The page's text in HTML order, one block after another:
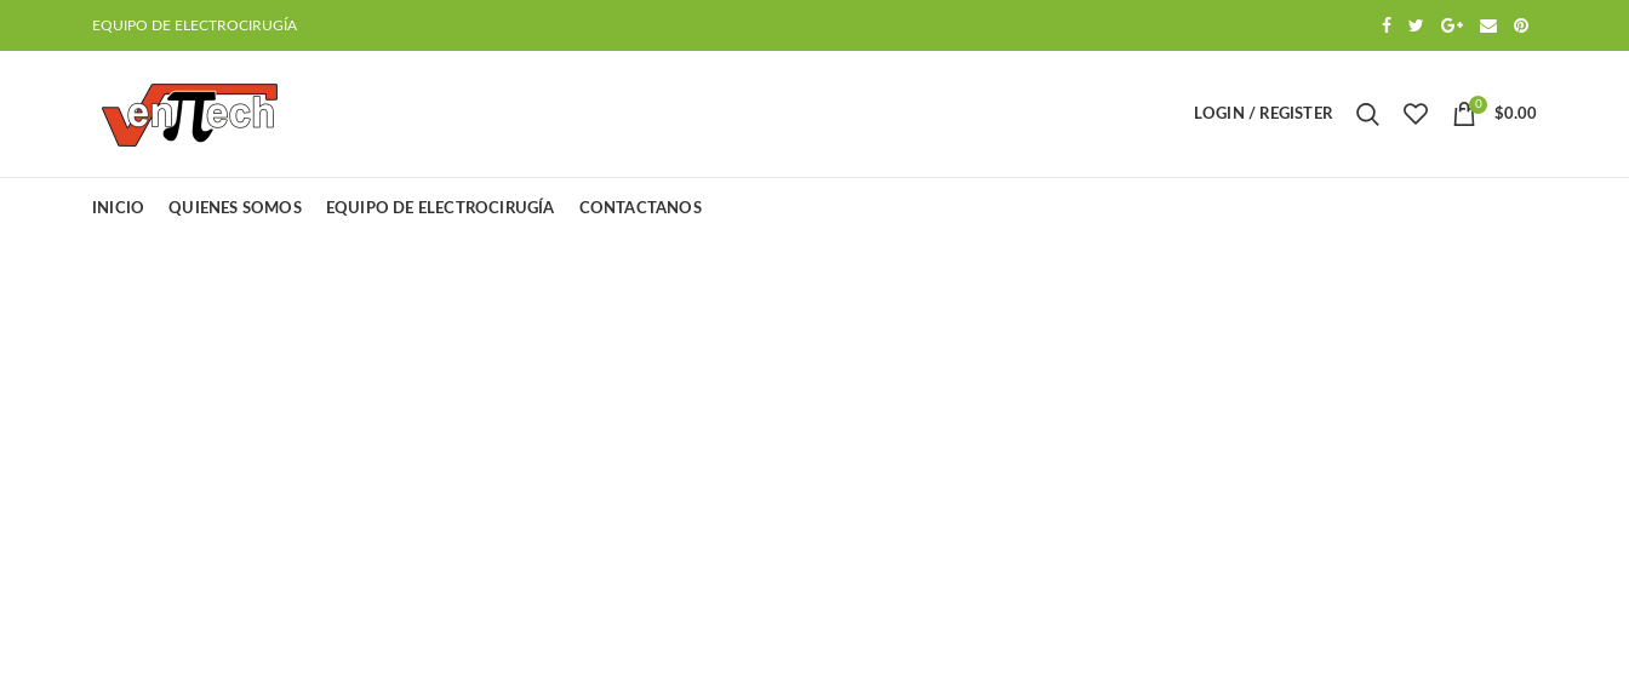
EQUIPO DE ELECTROCIRUGÍA
LOGIN / REGISTER
0
$0.00
INICIO QUIENES SOMOS EQUIPO DE ELECTROCIRUGÍA CONTACTANOS